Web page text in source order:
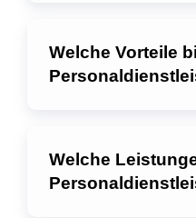
Welche Vorteile
Welche